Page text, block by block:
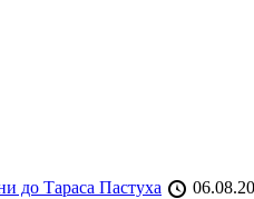
до Тараса Пастуха